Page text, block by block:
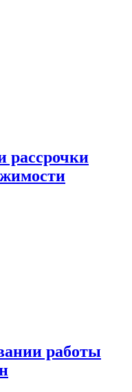
рассрочки
работы